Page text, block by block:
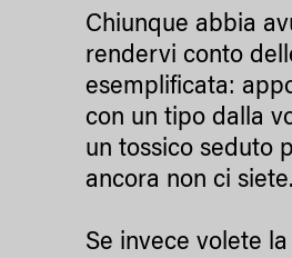
Chiunque abbia
rendervi conto
esemplificata:
con un tipo dalla
un tossico seduto
ancora non ci siete.
Se invece volete